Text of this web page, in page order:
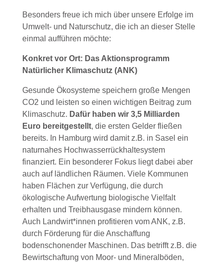
Besonders freue ich mich über unsere Erfolge im
Umwelt- und Naturschutz, die ich an dieser Stelle
einmal aufführen möchte:
Konkret vor Ort: Das Aktionsprogramm
Natürlicher Klimaschutz (ANK)
Gesunde Ökosysteme speichern große Mengen
CO2 und leisten so einen wichtigen Beitrag zum
Klimaschutz. Dafür haben wir 3,5 Milliarden
Euro bereitgestellt, die ersten Gelder fließen
bereits. In Hamburg wird damit z.B. in Sasel ein
naturnahes Hochwasserrückhaltesystem
finanziert. Ein besonderer Fokus liegt dabei aber
auch auf ländlichen Räumen. Viele Kommunen
haben Flächen zur Verfügung, die durch
ökologische Aufwertung biologische Vielfalt
erhalten und Treibhausgase mindern können.
Auch Landwirt*innen profitieren vom ANK, z.B.
durch Förderung für die Anschaffung
bodenschonender Maschinen. Das betrifft z.B. die
Bewirtschaftung von Moor- und Mineralböden,